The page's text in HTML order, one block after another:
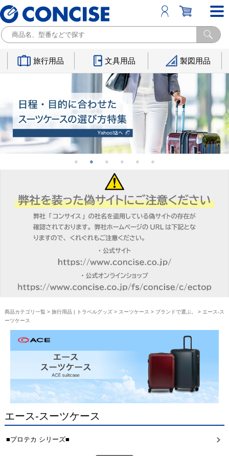
旅行用品 文具用品 製図用品
商品カテゴリ一覧 > 旅行用品 | トラベルグッズ> スーツケース > ブランドで選ぶ。
> エース-ス
ーツケース
エース-スーツケース
■プロテカ シリーズ■